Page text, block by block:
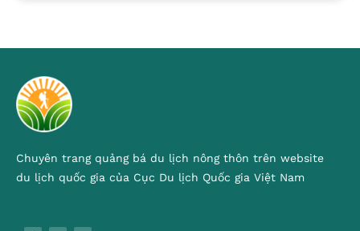
Chuyên trang quảng bá du lịch nông thôn trên website
du lịch quốc gia của Cục Du lịch Quốc gia Việt Nam